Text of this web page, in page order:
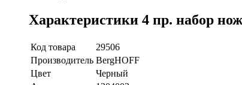
Характеристики 4 пр. набор
Код товара
29506
Производитель BergHOFF
Цвет
Черный